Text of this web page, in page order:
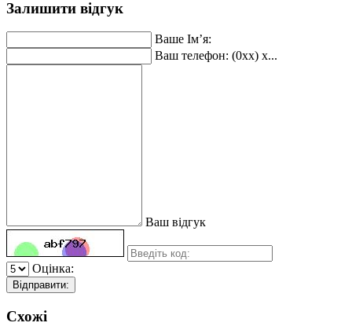
Залишити відгук
Ваше Ім’я:
Ваш телефон: (0xx) x...
Ваш відгук
Оцінка:
Відправити:
Схожі